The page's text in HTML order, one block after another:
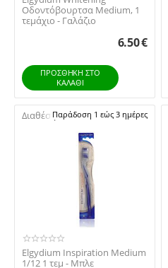
Οδοντόβουρτσα Medium, 1
τεμάχιο - Γαλάζιο
6.50€
ΠΡΟΣΘΉΚΗ ΣΤΟ
ΚΑΛΆΘΙ
Διαθέσιμο:Παράδοση 1 εώς 3 ημέρες
Elgydium Inspiration Medium
1/12 1 τεμ - Μπλε